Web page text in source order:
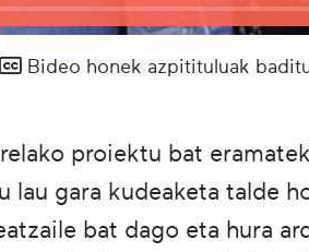
Bideo honek azpitituluak
proiektu bat
lau gara kudeaketa talde
bat dago eta hura